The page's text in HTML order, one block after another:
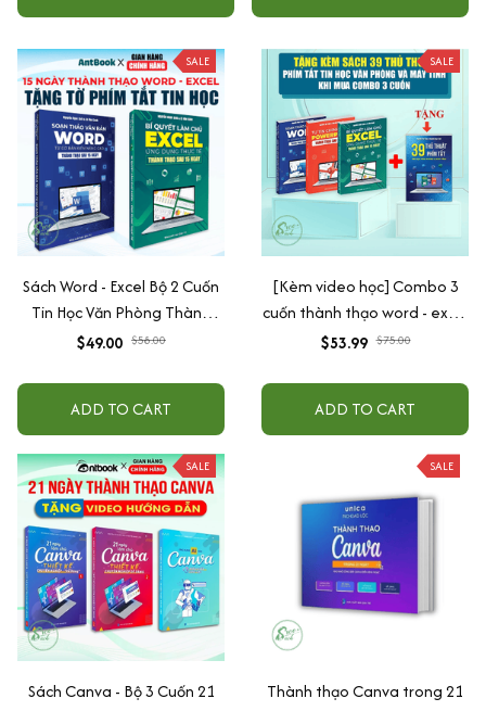
SALE
Sách Word - Excel Bộ 2 Cuốn
Tin Học Văn Phòng Thành
Thạo Sau 15 Ngày - Có Tặng
$49.00 $58.00
ADD TO CART
SALE
[Kèm video học] Combo 3
cuốn thành thạo word - excel
- powerpoint chỉ sau 15 ngày
thực hành và sách 39 thủ
thuật
$53.99 $75.00
ADD TO CART
SALE
Sách Canva - Bộ 3 Cuốn 21
SALE
Thành thạo Canva trong 21